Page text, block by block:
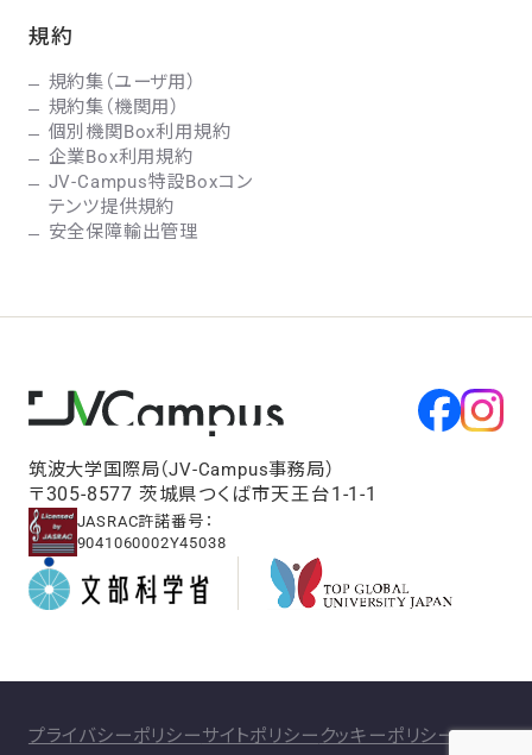
規約
規約集（ユーザ用）
規約集（機関用）
個別機関Box利用規約
企業Box利用規約
JV-Campus特設Boxコン
テンツ提供規約
安全保障輸出管理
筑波大学国際局（JV-Campus事務局）
〒305-8577 茨城県つくば市天王台1-1-1
JASRAC許諾番号：
9041060002Y45038
プライバシーポリシーサイトポリシー クッキーポリシー